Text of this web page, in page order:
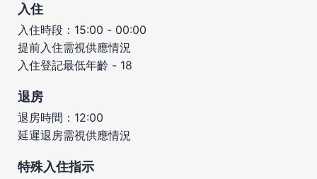
入住
入住時段：15:00 - 00:00
提前入住需視供應情況
入住登記最低年齡 - 18
退房
退房時間：12:00
延遲退房需視供應情況
特殊入住指示